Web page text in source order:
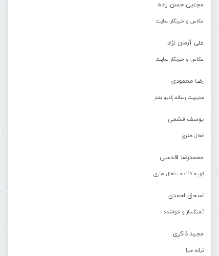
مجتبی حسن زاده
عکاس و خبرنگار سایت
علی آرمان نژاد
عکاس و خبرنگار سایت
رضا محمودی
مدیریت رسانه رادیو بندر
یوسف قشمی
فعال هنری
محمدرضا اقدسی
تهیه کننده ، فعال هنری
اسحق احمدی
آهنگساز و خواننده
مجید ذاکری
ترانه سرا